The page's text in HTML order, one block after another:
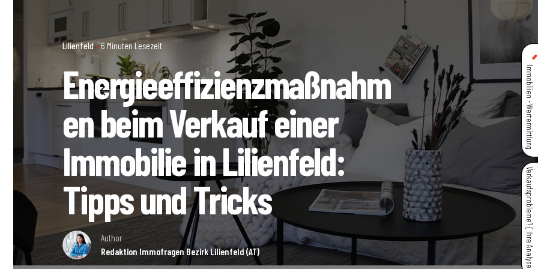
Lilienfeld 6 Minuten Lesezeit
Energieeffizienzmaßnahm
en beim Verkauf einer
Immobilie in Lilienfeld:
Tipps und Tricks
Author
Redaktion Immofragen Bezirk Lilienfeld (AT)
Immobilien - Wertermittlung
Verkaufsprobleme? { Ihre Analyse }